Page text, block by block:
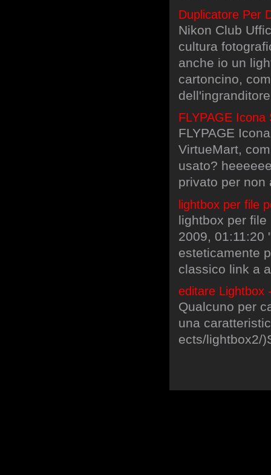
Duplicatore Per
Nikon Club
cultura
anche io un
cartoncino,
FLYPAGE
FLYPAGE
VirtueMart,
usato?
privato per non
lightbox per file
lightbox per file
2009, 01:11:20
esteticamente
classico link a
editare Lightbox
Qualcuno per
una
ects/lightbox2/